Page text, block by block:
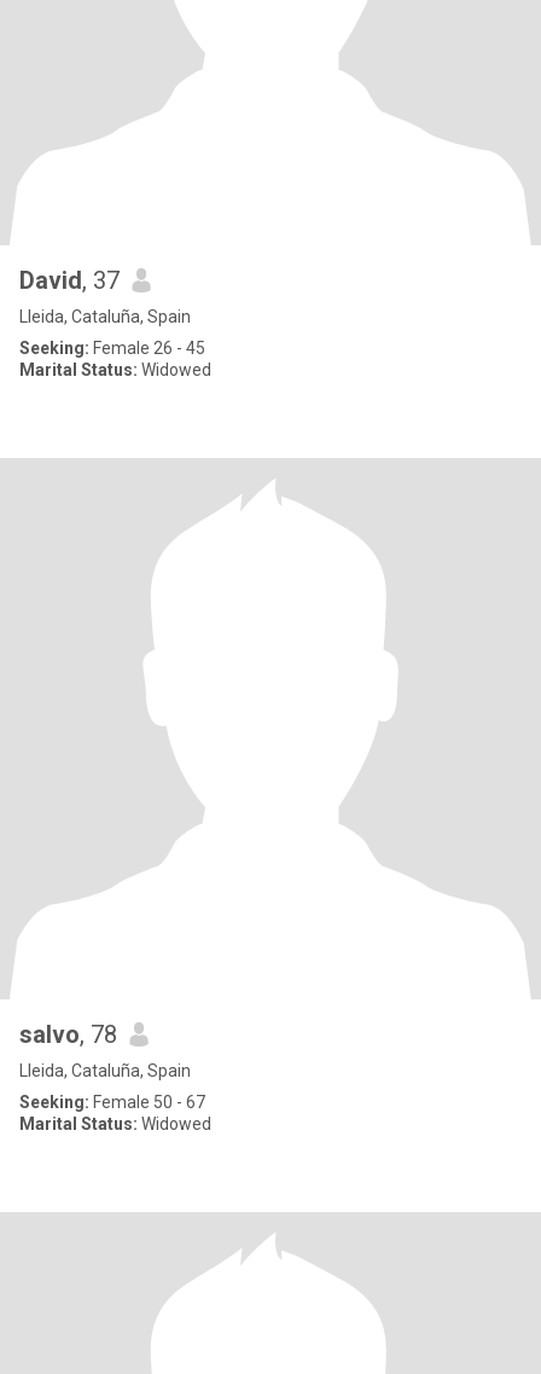
David, 37
Lleida, Cataluña, Spain
Seeking: Female 26 - 45
Marital Status: Widowed
salvo, 78
Lleida, Cataluña, Spain
Seeking: Female 50 - 67
Marital Status: Widowed